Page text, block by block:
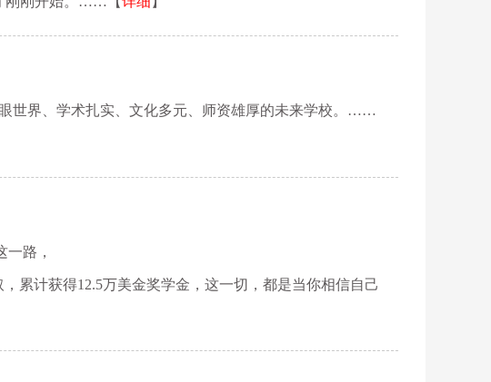
世界、学术扎实、文化多元、师资雄厚的未来学校。……
路，
累计获得12.5万美金奖学金，这一切，都是当你相信自己